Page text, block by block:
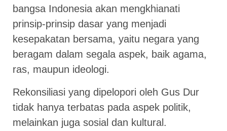
bangsa Indonesia akan mengkhianati
prinsip-prinsip dasar yang menjadi
kesepakatan bersama, yaitu negara yang
beragam dalam segala aspek, baik agama,
ras, maupun ideologi.
Rekonsiliasi yang dipelopori oleh Gus Dur
tidak hanya terbatas pada aspek politik,
melainkan juga sosial dan kultural.